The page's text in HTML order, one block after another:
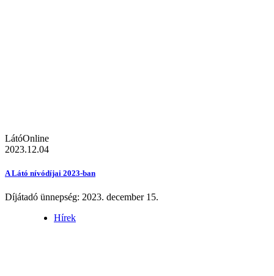
LátóOnline
2023.12.04
A Látó nívódíjai 2023-ban
Díjátadó ünnepség: 2023. december 15.
Hírek